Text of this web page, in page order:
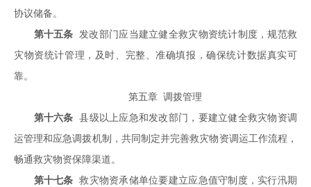
协议储备。
第十五条 发改部门应当建立健全救灾物资统计制度，规范救
灾物资统计管理，及时、完整、准确填报，确保统计数据真实可
靠。
第五章 调拨管理
第十六条
县级以上应急和发改部门，要建立健全救灾物资调
运管理和应急调拨机制，共同制定并完善救灾物资调运工作流程，
畅通救灾物资保障渠道。
第十七条
救灾物资承储单位要建立应急值守制度，实行汛期